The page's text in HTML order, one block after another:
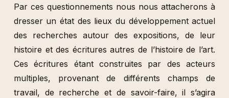
Par ces questionnements nous nous attacherons à
dresser un état des lieux du développement actuel
des recherches autour des expositions, de leur
histoire et des écritures autres de l’histoire de l’art.
Ces écritures étant construites par des acteurs
multiples, provenant de différents champs de
travail, de recherche et de savoir-faire, il s’agira